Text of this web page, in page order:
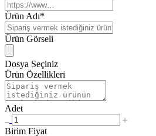
Ürün Adı*
Ürün Görseli
Dosya Seçiniz
Ürün Özellikleri
Adet
Birim Fiyat